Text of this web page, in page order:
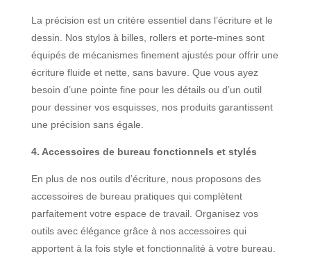
La précision est un critère essentiel dans l’écriture et le
dessin. Nos stylos à billes, rollers et porte-mines sont
équipés de mécanismes finement ajustés pour offrir une
écriture fluide et nette, sans bavure. Que vous ayez
besoin d’une pointe fine pour les détails ou d’un outil
pour dessiner vos esquisses, nos produits garantissent
une précision sans égale.
4. Accessoires de bureau fonctionnels et stylés
En plus de nos outils d’écriture, nous proposons des
accessoires de bureau pratiques qui complètent
parfaitement votre espace de travail. Organisez vos
outils avec élégance grâce à nos accessoires qui
apportent à la fois style et fonctionnalité à votre bureau.